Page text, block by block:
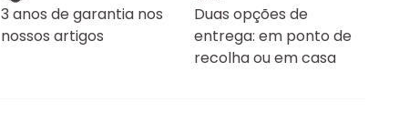
3 anos de garantia nos
nossos artigos
Duas opções de
entrega: em ponto de
recolha ou em casa